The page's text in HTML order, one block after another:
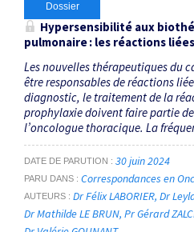
Dossier
Hypersensibilité aux
pulmonaire : les réactions
Les nouvelles thérapeutiques du
être responsables de réactions
diagnostic, le traitement de la
prophylaxie doivent faire partie
l’oncologue thoracique. La
DATE DE PARUTION 30 juin 2024
PARU DANS Correspondances en
AUTEURS Dr Félix LABORIER Dr
Dr Mathilde LE BRUN Pr Gérard